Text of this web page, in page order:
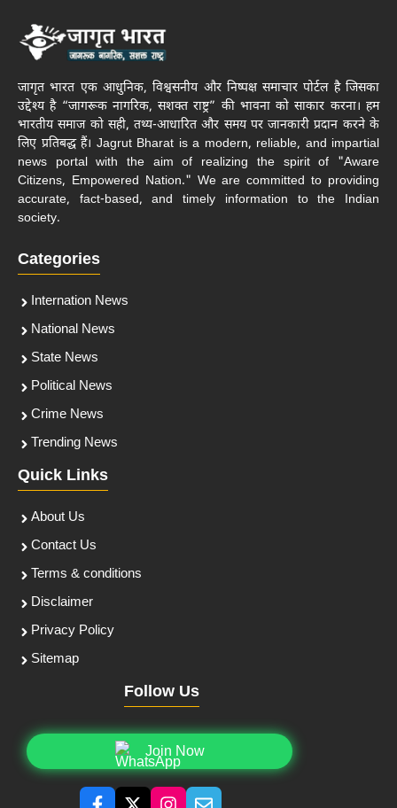
जागृत भारत एक आधुनिक, विश्वसनीय और निष्पक्ष समाचार पोर्टल है जिसका
उद्देश्य है “जागरूक नागरिक, सशक्त राष्ट्र” की भावना को साकार करना। हम
भारतीय समाज को सही, तथ्य-आधारित और समय पर जानकारी प्रदान करने के
लिए प्रतिबद्ध हैं। Jagrut Bharat is a modern, reliable, and impartial
news portal with the aim of realizing the spirit of "Aware
Citizens, Empowered Nation." We are committed to providing
accurate, fact-based, and timely information to the Indian
society.
Categories
Internation News
National News
State News
Political News
Crime News
Trending News
Quick Links
About Us
Contact Us
Terms & conditions
Disclaimer
Privacy Policy
Sitemap
Follow Us
Join Now